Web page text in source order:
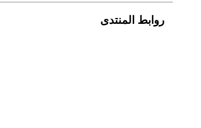
روابط المنتدى